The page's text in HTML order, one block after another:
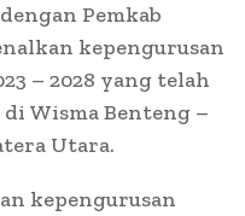
Pemkab
kepengurusan
– 2028 yang telah
Wisma Benteng –
Utara.
kepengurusan